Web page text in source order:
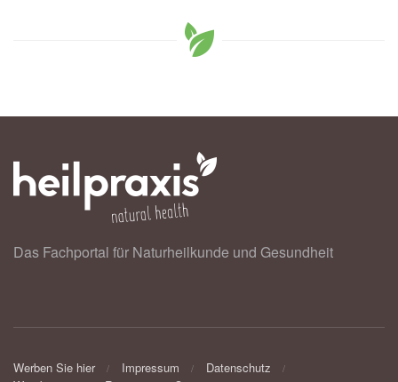
Das Fachportal für Naturheilkunde und Gesundheit
Werben Sie hier Impressum
Datenschutz